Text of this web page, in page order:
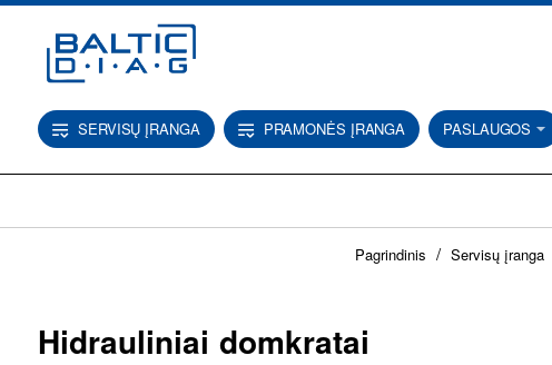
SERVISŲ ĮRANGA PRAMONĖS ĮRANGA PASLAUGOS
Hidrauliniai domkratai
Pagrindiniso
Servisų įranga